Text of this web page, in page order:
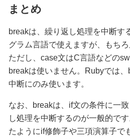
まとめ
breakは、繰り返し処理を中断す
グラム言語で使えますが、もち
ただし、case文はC言語などの
breakは使いません。Rubyでは
中断にのみ使います。
なお、breakは、if文の条件に一
し処理を中断するのが一般的で
たようにif修飾子や三項演算子で